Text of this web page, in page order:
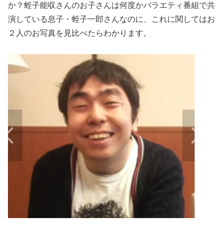
か？蛭子能収さんのお子さんは何度かバラエティ番組で共
演している息子・蛭子一郎さんなのに、これに関してはお
２人のお写真を見比べたらわかります。